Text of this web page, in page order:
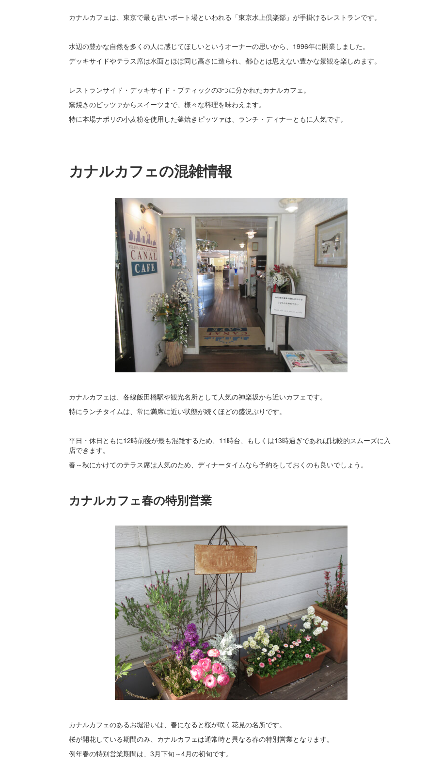
カナルカフェは、東京で最も古いボート場といわれる「東京水上倶楽部」が手掛けるレストランです。
水辺の豊かな自然を多くの人に感じてほしいというオーナーの思いから、1996年に開業しました。
デッキサイドやテラス席は水面とほぼ同じ高さに造られ、都心とは思えない豊かな景観を楽しめます。
レストランサイド・デッキサイド・ブティックの3つに分かれたカナルカフェ。
窯焼きのピッツァからスイーツまで、様々な料理を味わえます。
特に本場ナポリの小麦粉を使用した釜焼きピッツァは、ランチ・ディナーともに人気です。
カナルカフェの混雑情報
カナルカフェは、各線飯田橋駅や観光名所として人気の神楽坂から近いカフェです。
特にランチタイムは、常に満席に近い状態が続くほどの盛況ぶりです。
平日・休日ともに12時前後が最も混雑するため、11時台、もしくは13時過ぎであれば比較的スムーズに入
店できます。
春～秋にかけてのテラス席は人気のため、ディナータイムなら予約をしておくのも良いでしょう。
カナルカフェ春の特別営業
カナルカフェのあるお堀沿いは、春になると桜が咲く花見の名所です。
桜が開花している期間のみ、カナルカフェは通常時と異なる春の特別営業となります。
例年春の特別営業期間は、3月下旬～4月の初旬です。